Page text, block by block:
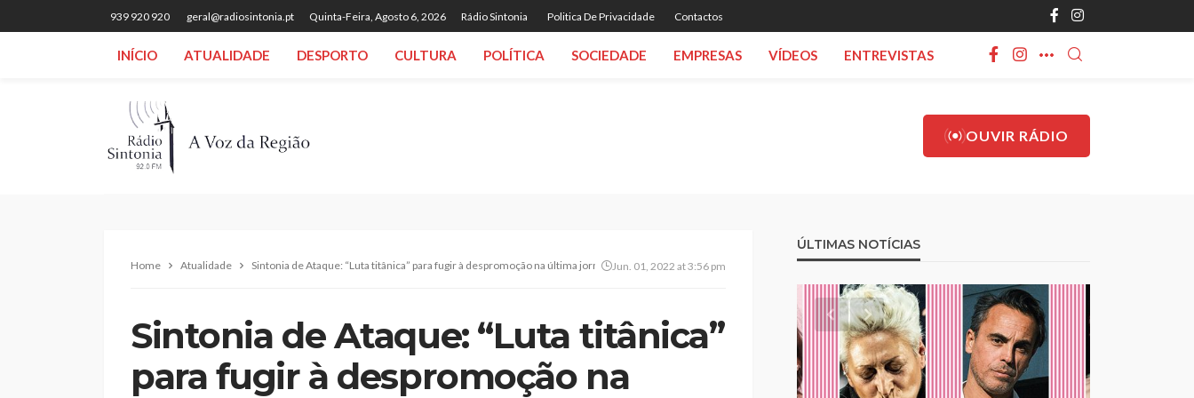
939 920 920 geral@radiosintonia.pt Quinta-Feira, Agosto 6, 2026 Rádio Sintonia Politica De Privacidade Contactos
INÍCIO ATUALIDADE DESPORTO CULTURA POLÍTICA SOCIEDADE EMPRESAS VÍDEOS ENTREVISTAS
OUVIR RÁDIO
Home Atualidade Sintonia de Ataque: “Luta titânica” para fugir à despromoção na última jornada da Divisão de Elite
Jun. 01, 2022 at 3:56 pm
Sintonia de Ataque: “Luta titânica”
para fugir à despromoção na
ÚLTIMAS NOTÍCIAS